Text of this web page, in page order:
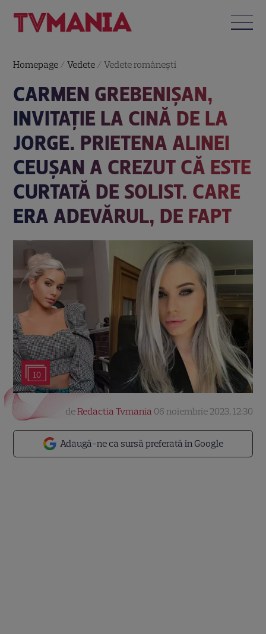
Homepage /Vedete /Vedete româneşti
CARMEN GREBENIȘAN,
INVITAȚIE LA CINĂ DE LA
JORGE. PRIETENA ALINEI
CEUȘAN A CREZUT CĂ ESTE
CURTATĂ DE SOLIST. CARE
ERA ADEVĂRUL, DE FAPT
10
Adaugă-ne ca sursă preferată în Google
deRedactia Tvmania 06 noiembrie 2023, 12:30